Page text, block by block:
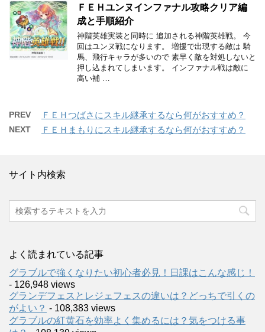
ＦＥＨユンヌインファナル攻略クリア編
成と手順紹介
神階英雄実装と同時に 追加される神階英雄戦。 今
回はユンヌ戦になります。 増援で出現する敵は 騎
馬、飛行キャラが多いので 素早く敵を対処しないと
押し込まれてしまいます。 インファナル戦は敵に
高い補 …
PREV ＦＥＨつばさにスキル継承するなら何がおすすめ？
NEXT ＦＥＨまもりにスキル継承するなら何がおすすめ？
サイト内検索
よく読まれている記事
グラブルで強くなりたい初心者必見！日課はこんな感じ！
- 126,948 views
グランデフェスとレジェフェスの違いは？どっちで引くの
がよい？ - 108,383 views
グラブルの紅黄石を効率よく集めるには？気をつける事